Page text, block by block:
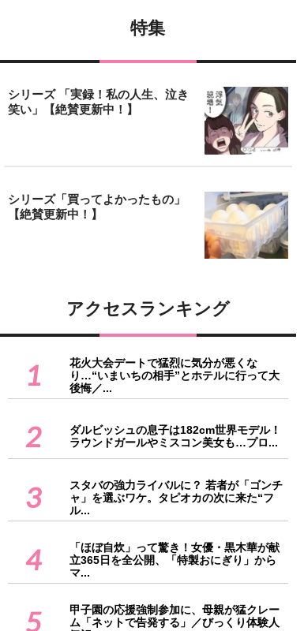
特集
シリーズ 「実録！私の人生、泣き
笑い」【絶賛更新中！】
シリーズ「買ってよかったもの」
【絶賛更新中！】
アクセスランキング
1
花火大会デートで猛烈に気分が悪くな
り…“いまいちの相手”とホテルに行って大
後悔／...
2
ダルビッシュの息子は182cm世界モデル！
ラウンドガールやミスコン美女も…プロ...
3
スタバの強力ライバルに？ 若者が「ゴンチ
ャ」を選ぶワケ。タピオカの次に来た“フ
ル...
4
「ほぼ自炊」って驚き！女優・黒木華が献
立365日を全公開、「特製おにぎり」から
マ...
5
甲子園の応援強制参加に、母親が猛クレー
ム「ネットで告発する」／びっくり体験人